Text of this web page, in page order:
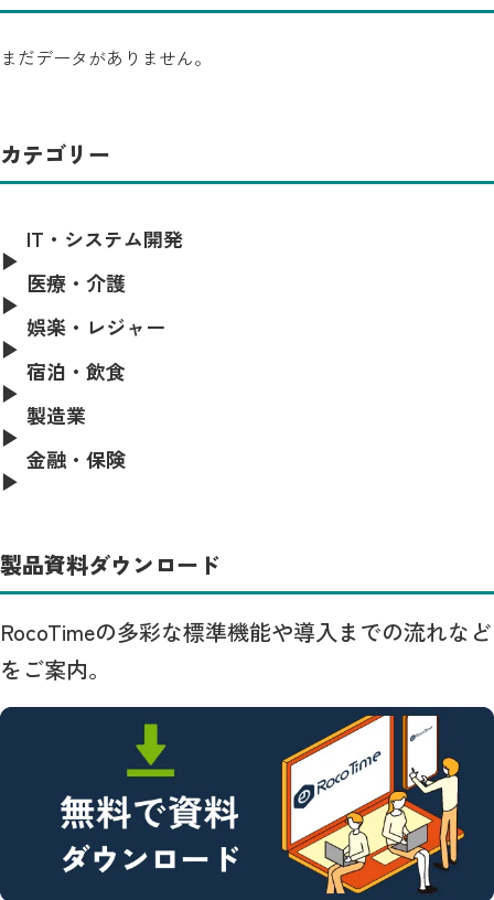
まだデータがありません。
カテゴリー
IT・システム開発
医療・介護
娯楽・レジャー
宿泊・飲食
製造業
金融・保険
製品資料ダウンロード
RocoTimeの多彩な標準機能や導入までの流れなど
をご案内。